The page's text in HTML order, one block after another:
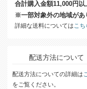
合計購入金額11,000円以
※一部対象外の地域があ
詳細な送料についてはこち
配送方法について
配送方法についての詳細は
をご覧ください。